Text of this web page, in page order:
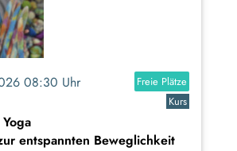
08:30 Uhr
Freie Plätze
Kurs
entspannten Beweglichkeit